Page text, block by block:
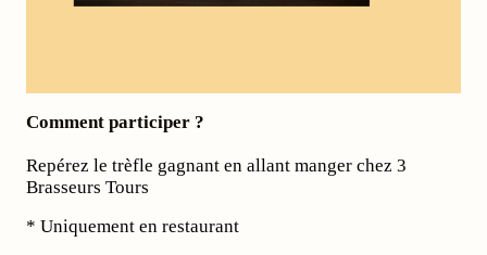
Comment participer ?
Repérez le trèfle gagnant en allant manger chez 3
Brasseurs Tours
* Uniquement en restaurant